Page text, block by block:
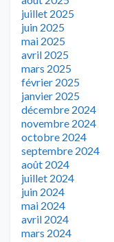
juillet 2025
juin 2025
mai 2025
avril 2025
mars 2025
février 2025
janvier 2025
décembre 2024
novembre 2024
octobre 2024
septembre 2024
août 2024
juillet 2024
juin 2024
mai 2024
avril 2024
mars 2024